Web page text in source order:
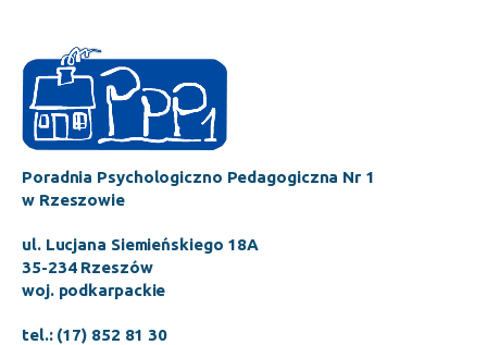
Poradnia Psychologiczno Pedagogiczna Nr 1
w Rzeszowie
ul. Lucjana Siemieńskiego 18A
35-234 Rzeszów
woj. podkarpackie
tel.: (17) 852 81 30